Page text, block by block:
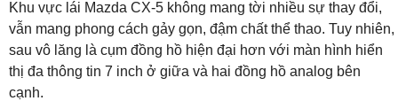
Khu vực lái Mazda CX-5 không mang tời nhiều sự thay đổi,
vẫn mang phong cách gảy gọn, đậm chất thể thao. Tuy nhiên,
sau vô lăng là cụm đồng hồ hiện đại hơn với màn hình hiển
thị đa thông tin 7 inch ở giữa và hai đồng hồ analog bên
cạnh.